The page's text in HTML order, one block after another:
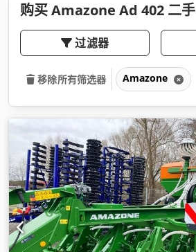
购买 Amazone Ad 402 二手
过滤器
移除所有筛选器 Amazone